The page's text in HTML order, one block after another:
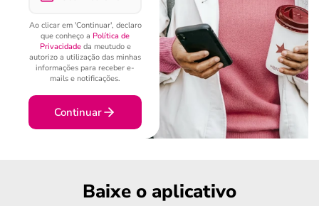
Ao clicar em 'Continuar', declaro
que conheço a Política de
Privacidadeda meutudo e
autorizo a utilização das minhas
informações para receber e-
mails e notificações.
Continuar
Baixe o aplicativo